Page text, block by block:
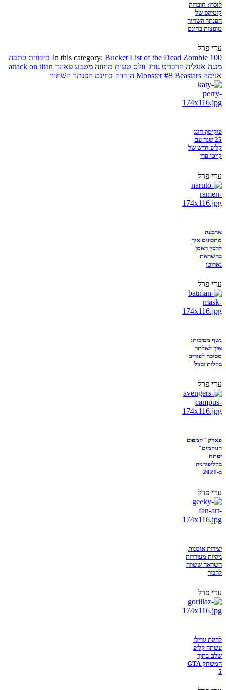
לזכרו: חוברות
קומיקס של
הפנתר השחור
מופצות בחינם
עדי פרל
In this category: Bucket List of the Dead Zombie 100 ביקורת כתבה
מנגה אנגליה הרברט גורג' וולס טעות מחווה מטבע פאונד attack on titan
אנימה
Monster #8 Beastars הורדה בחינם הפנתר השחור
פוקימון חוגג
25 שנה עם
קליפ חדש של
קייטי פרי
עדי פרל
ארבעה
מתכונים איך
להכין ראמן
בהשראת
נארוטו
עדי פרל
נשף מסיכות:
איך לאלתר
מסיכה לפורים
בקלות ובזול
עדי פרל
פארק "קמפוס
הנוקמים"
יפתח
בקליפורניה
ב-2021
עדי פרל
יצירות אומנות
גיקיות מעוררות
השראה ששווה
להכיר
עדי פרל
להקת גורילז
עשתה קליפ
שלם בתוך
המשחק GTA
5